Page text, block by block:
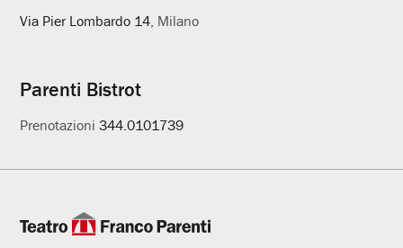
Via Pier Lombardo 14 , Milano
Parenti Bistrot
Prenotazioni344.0101739